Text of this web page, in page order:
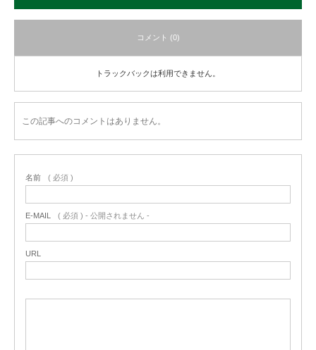
コメント (0)
トラックバックは利用できません。
この記事へのコメントはありません。
名前 ( 必須 )
E-MAIL ( 必須 ) - 公開されません -
URL